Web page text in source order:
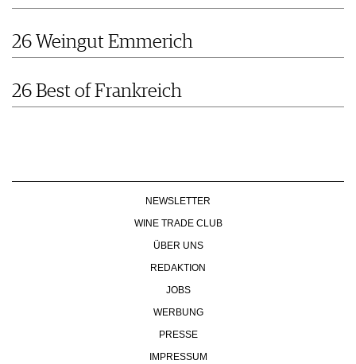
26 Weingut Emmerich
26 Best of Frankreich
NEWSLETTER
WINE TRADE CLUB
ÜBER UNS
REDAKTION
JOBS
WERBUNG
PRESSE
IMPRESSUM